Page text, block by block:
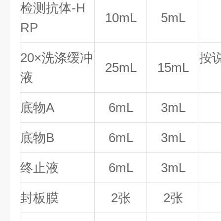
检测抗体-H
RP
10mL 5mL
20×洗涤缓冲
液
25mL 15mL
按
底物A 6mL 3mL
底物B 6mL 3mL
终止液 6mL 3mL
封板膜 2张 2张